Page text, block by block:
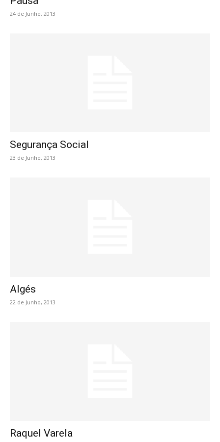
24 de Junho, 2013
Segurança Social
23 de Junho, 2013
Algés
22 de Junho, 2013
Raquel Varela